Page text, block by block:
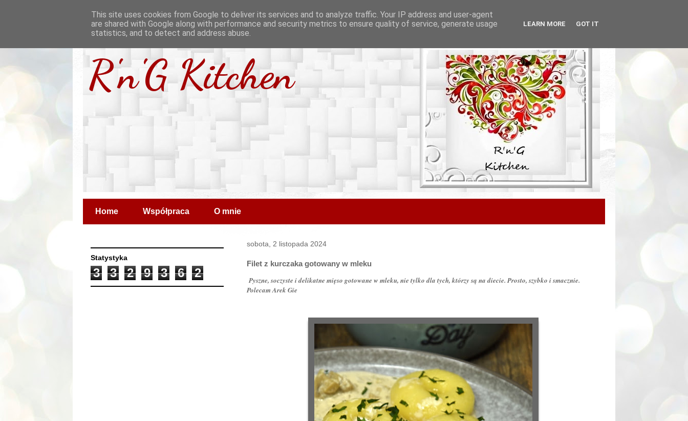
R'n'G Kitchen
Home Współpraca O mnie
sobota, 2 listopada 2024
Filet z kurczaka gotowany w mleku
Pyszne, soczyste i delikatne mięso gotowane w mleku, nie tylko dla tych, którzy są na diecie. Prosto, szybko i smacznie.
Polecam Arek Gie
Statystyka
3 3 2 9 3 6 2
This site uses cookies from Google to deliver its services and to analyze traffic. Your IP address and user-agent
are shared with Google along with performance and security metrics to ensure quality of service, generate usage
statistics, and to detect and address abuse.
LEARN MORE GOT IT